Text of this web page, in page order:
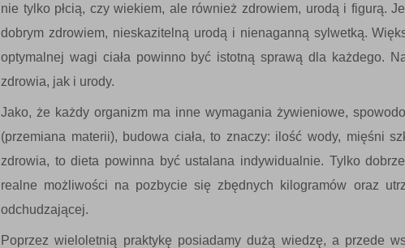
nie tylko płcią, czy wiekiem, ale również zdrowiem, urodą i figurą.
dobrym zdrowiem, nieskazitelną urodą i nienaganną sylwetką.
optymalnej wagi ciała powinno być istotną sprawą dla każdego.
zdrowia, jak i urody.
Jako, że każdy organizm ma inne wymagania żywieniowe,
(przemiana materii), budowa ciała, to znaczy: ilość wody, mięśni
zdrowia, to dieta powinna być ustalana indywidualnie. Tylko
realne możliwości na pozbycie się zbędnych kilogramów oraz
odchudzającej.
Poprzez wieloletnią praktykę posiadamy dużą wiedzę, a przede